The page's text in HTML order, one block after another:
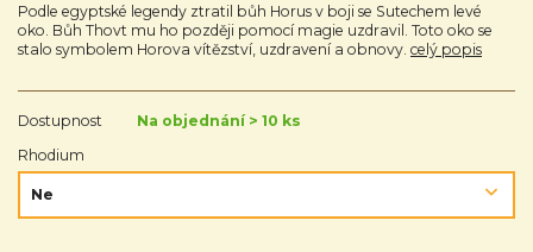
Podle egyptské legendy ztratil bůh Horus v boji se Sutechem levé
oko. Bůh Thovt mu ho později pomocí magie uzdravil. Toto oko se
stalo symbolem Horova vítězství, uzdravení a obnovy. celý popis
Dostupnost
Na objednání > 10 ks
Rhodium